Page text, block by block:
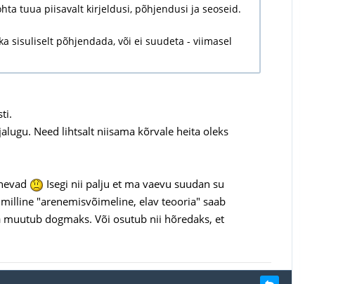
tuua piisavalt kirjeldusi, põhjendusi ja seoseid.
sisuliselt põhjendada, või ei suudeta - viimasel
Need lihtsalt niisama kõrvale heita oleks
Isegi nii palju et ma vaevu suudan su
"arenemisvõimeline, elav teooria" saab
dogmaks. Või osutub nii hõredaks, et